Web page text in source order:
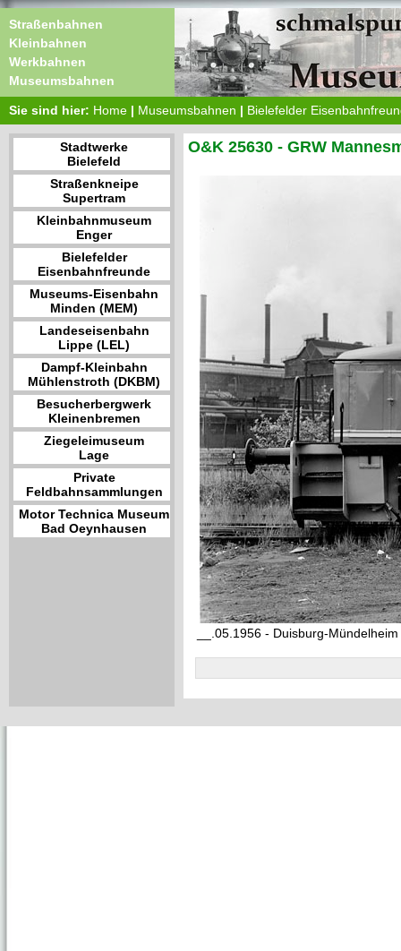
Straßenbahnen
Kleinbahnen
Werkbahnen
Museumsbahnen
Sie sind hier: Home | Museumsbahnen | Bielefelder
Stadtwerke
Bielefeld
Straßenkneipe
Supertram
Kleinbahnmuseum
Enger
Bielefelder
Eisenbahnfreunde
Museums-Eisenbahn
Minden (MEM)
Landeseisenbahn
Lippe (LEL)
Dampf-Kleinbahn
Mühlenstroth (DKBM)
Besucherbergwerk
Kleinenbremen
Ziegeleimuseum
Lage
Private
Feldbahnsammlungen
Motor Technica Museum
Bad Oeynhausen
O&K 25630 - GRW
__.05.1956 - Duisburg-Mündelheim